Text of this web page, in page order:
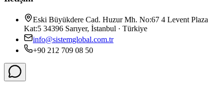
Eski Büyükdere Cad. Huzur Mh. No:67 4 Levent Plaza
Kat:5 34396 Sarıyer, İstanbul · Türkiye
info@sistemglobal.com.tr
+90 212 709 08 50